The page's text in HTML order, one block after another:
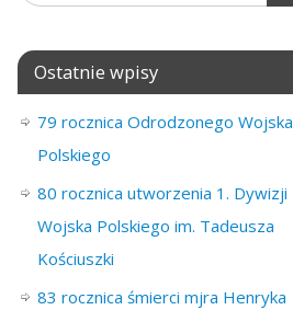
Ostatnie wpisy
79 rocznica Odrodzonego Wojska
Polskiego
80 rocznica utworzenia 1. Dywizji
Wojska Polskiego im. Tadeusza
Kościuszki
83 rocznica śmierci mjra Henryka